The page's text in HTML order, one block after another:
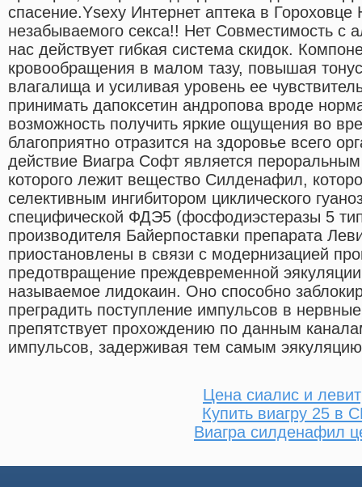
спасение.Ysexy Интернет аптека в
незабываемого секса!! Нет Совместимость с
нас действует гибкая система скидок.
кровообращения в малом тазу, повышая
влагалища и усиливая уровень ее
принимать дапоксетин андропова вроде
возможность получить яркие ощущения во
благоприятно отразится на здоровье всего
действие Виагра Софт является
которого лежит вещество Силденафил,
селективным ингибитором циклического
специфической ФДЭ5 (фосфодиэстеразы 5
производителя Байерпоставки препарата
приостановлены в связи с модернизацией
предотвращение преждевременной
называемое лидокаин. Оно способно
преградить поступление импульсов в
препятствует прохождению по данным
импульсов, задерживая тем самым
Цена сиалис и
Купить виагру 25 в
Виагра силденафил